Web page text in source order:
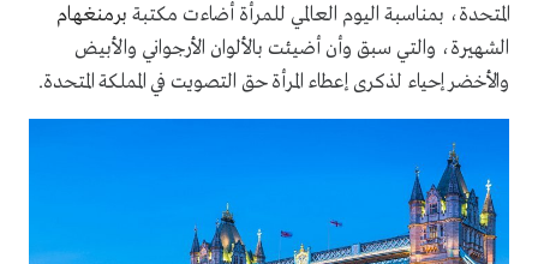
المتحدة، بمناسبة اليوم العالمي للمرأة أضاءت مكتبة برمنغهام
الشهيرة، والتي سبق وأن أضيئت بالألوان الأرجواني والأبيض
والأخضر إحياء لذكرى إعطاء المرأة حق التصويت في المملكة المتحدة.